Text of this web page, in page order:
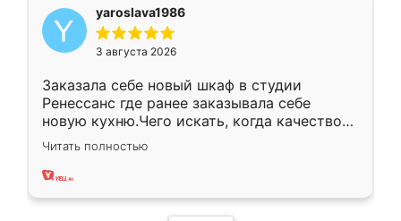
yaroslava1986
3 августа 2026
Заказала себе новый шкаф в студии
Ренессанс где ранее заказывала себе
новую кухню.Чего искать, когда качеством
вполне довольна. Служит кухня уже почти
два года, нареканий нет.
Читать полностью